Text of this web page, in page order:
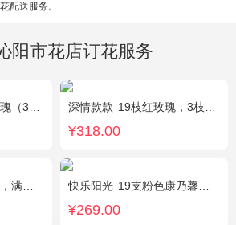
配送服务。
阳市花店订花服务
、栀子叶，随机赠送1只可爱小熊。 深情款款 19枝红玫瑰，3枝白百合，3枝粉百合，搭配满天星，绿叶等配材
¥318.00
叶丰满 快乐阳光 19支粉色康乃馨，3支多头白百合，绿叶、黄莺点缀。
¥269.00